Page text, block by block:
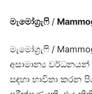
මැමෝග්‍රැෆි/
මැමෝග්‍රැෆි /
අසාමාන්‍ය
සඳහා භාවිතා